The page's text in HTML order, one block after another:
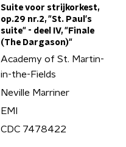
Suite voor strijkorkest,
op.29 nr.2, "St. Paul's
suite" - deel IV, "Finale
(The Dargason)"
Academy of St. Martin-
in-the-Fields
Neville Marriner
EMI
CDC 7478422